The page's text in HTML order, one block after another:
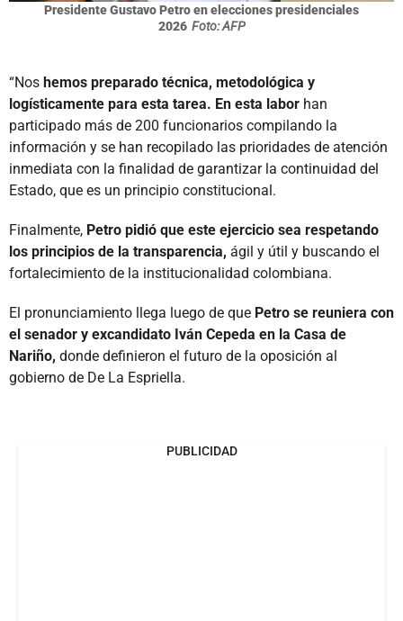
Presidente Gustavo Petro en elecciones presidenciales
2026 Foto: AFP
“Nos hemos preparado técnica, metodológica y
logísticamente para esta tarea. En esta labor han
participado más de 200 funcionarios compilando la
información y se han recopilado las prioridades de atención
inmediata con la finalidad de garantizar la continuidad del
Estado, que es un principio constitucional.
Finalmente, Petro pidió que este ejercicio sea respetando
los principios de la transparencia, ágil y útil y buscando el
fortalecimiento de la institucionalidad colombiana.
El pronunciamiento llega luego de que Petro se reuniera con
el senador y excandidato Iván Cepeda en la Casa de
Nariño, donde definieron el futuro de la oposición al
gobierno de De La Espriella.
PUBLICIDAD